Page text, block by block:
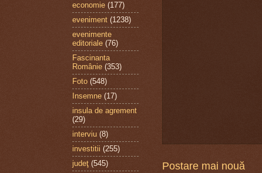
Postare mai nouă
economie (177)
eveniment (1238)
evenimente
editoriale (76)
Fascinanta
Românie (353)
Foto (548)
Insemne (17)
insula de agrement
(29)
interviu (8)
investitii (255)
judeţ (545)